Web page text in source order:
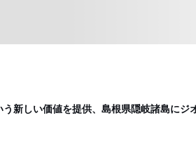
う新しい価値を提供、島根県隠岐諸島にジ